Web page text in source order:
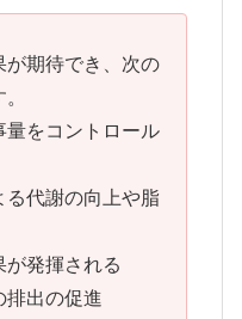
が期待でき、次の
量をコントロール
る代謝の向上や脂
発揮される
排出の促進